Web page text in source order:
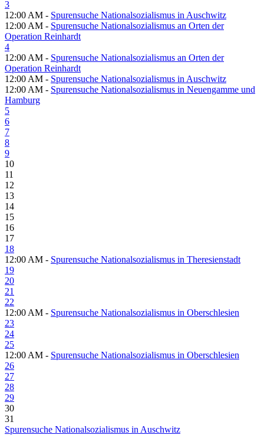
3
12:00 AM - Spurensuche Nationalsozialismus in Auschwitz
12:00 AM - Spurensuche Nationalsozialismus an Orten der
Operation Reinhardt
4
12:00 AM - Spurensuche Nationalsozialismus an Orten der
Operation Reinhardt
12:00 AM - Spurensuche Nationalsozialismus in Auschwitz
12:00 AM - Spurensuche Nationalsozialismus in Neuengamme und
Hamburg
5
6
7
8
9
10
11
12
13
14
15
16
17
18
12:00 AM - Spurensuche Nationalsozialismus in Theresienstadt
19
20
21
22
12:00 AM - Spurensuche Nationalsozialismus in Oberschlesien
23
24
25
12:00 AM - Spurensuche Nationalsozialismus in Oberschlesien
26
27
28
29
30
31
Spurensuche Nationalsozialismus in Auschwitz